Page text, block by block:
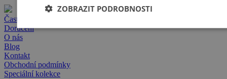
Časté dotazy
Doručení
O nás
Blog
Kontakt
Obchodní podmínky
Speciální kolekce
ZOBRAZIT PODROBNOSTI